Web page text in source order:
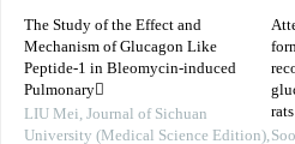
The Study of the Effect and
Mechanism of Glucagon Like
Peptide-1 in Bleomycin-induced
Pulmonary
LIU Mei, Journal of Sichuan
University (Medical Science Edition),
rats